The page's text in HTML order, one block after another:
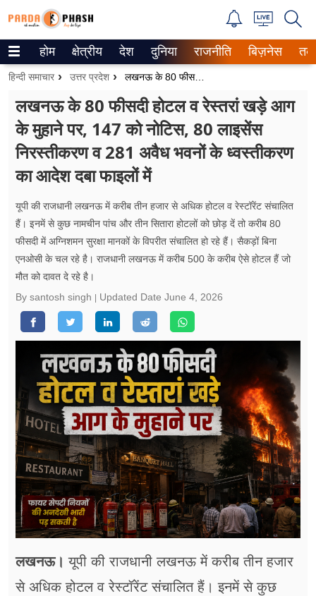
Trending on Google News
वेब स्टोरीज
उत्तर प्रदेश
वीडियो
रिलेशनशिप
फूड
ब्‍यूटी
जॉब्स
शिक्षा
अन्य खबरें
होम क्षेत्रीय देश दुनिया राजनीति बिज़नेस
हिन्दी समाचार उत्तर प्रदेश लखनऊ के 80 फीसदी होटल व रेस्तरां खड़े आग के मुहाने पर, 147 को नोटिस, 80 लाइसेंस निरस्तीकरण व 281 अवैध भवनों के ध्वस्तीकरण का आदेश दबा फाइलों में
लखनऊ के 80 फीसदी होटल व रेस्तरां खड़े आग
के मुहाने पर, 147 को नोटिस, 80 लाइसेंस
निरस्तीकरण व 281 अवैध भवनों के ध्वस्तीकरण
का आदेश दबा फाइलों में
यूपी की राजधानी लखनऊ में करीब तीन हजार से अधिक होटल व रेस्टॉरेंट संचालित
हैं। इनमें से कुछ नामचीन पांच और तीन सितारा होटलों को छोड़ दें तो करीब 80
फीसदी में अग्निशमन सुरक्षा मानकों के विपरीत संचालित हो रहे हैं। सैकड़ों बिना
एनओसी के चल रहे है। राजधानी लखनऊ में करीब​ 500 के करीब ऐसे होटल हैं जो
मौत को दावत दे रहे है।
By santosh singh
Updated Date June 4, 2026
लखनऊ। यूपी की राजधानी लखनऊ में करीब तीन हजार
से अधिक होटल व रेस्टॉरेंट संचालित हैं। इनमें से कुछ